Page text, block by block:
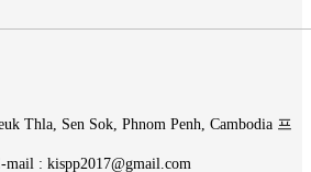
Thla, Sen Sok, Phnom Penh, Cambodia 프
: kispp2017@gmail.com